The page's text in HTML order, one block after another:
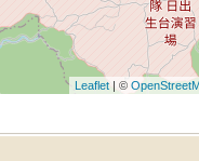
Leaflet| ©